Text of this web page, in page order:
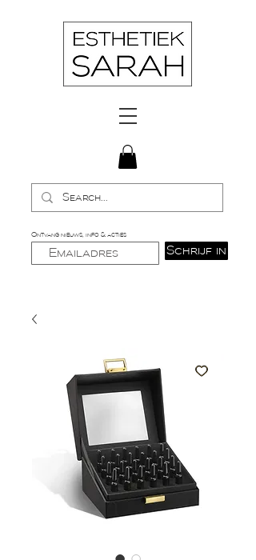
Schrijf in
Ontvang nieuws, info & acties